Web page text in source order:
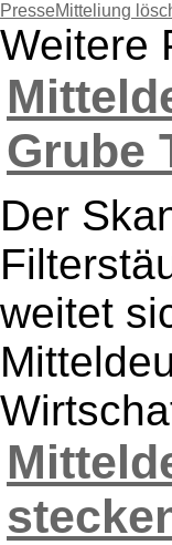
PresseMitteliung
Weitere
Grube
Der
weitet